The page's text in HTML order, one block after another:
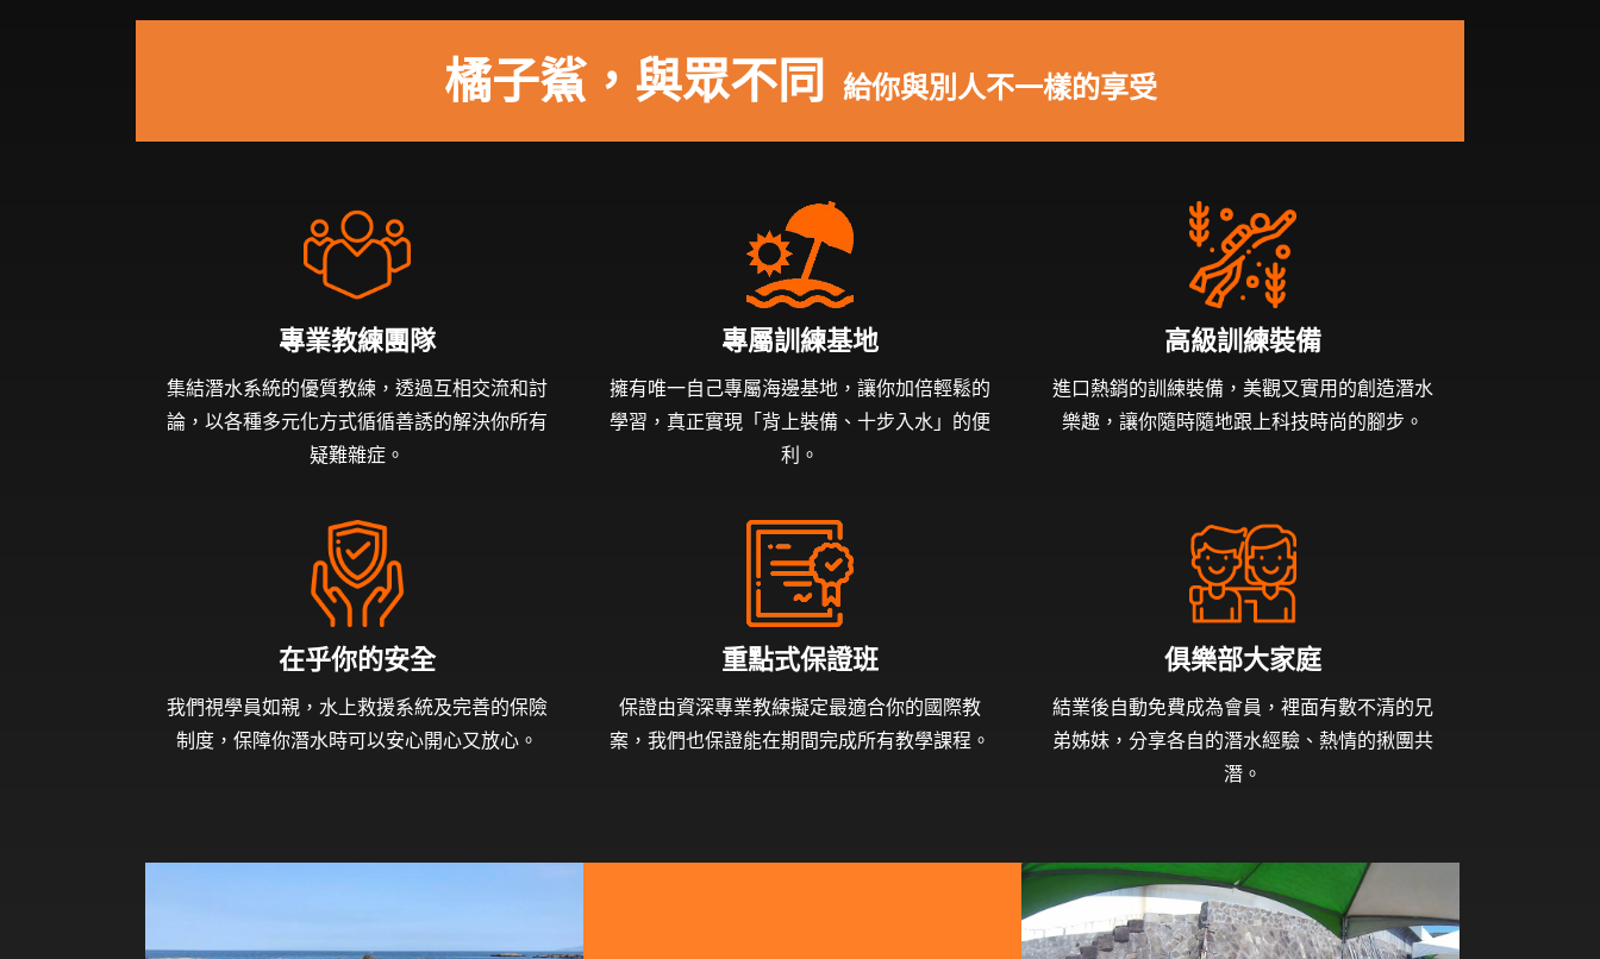
橘子鯊，與眾不同 給你與別人不一樣的享受
專業教練團隊
集結潛水系統的優質教練，透過互相交流和討
論，以各種多元化方式循循善誘的解決你所有
疑難雜症。
專屬訓練基地
擁有唯一自己專屬海邊基地，讓你加倍輕鬆的
學習，真正實現「背上裝備、十步入水」的便
利。
高級訓練裝備
進口熱銷的訓練裝備，美觀又實用的創造潛水
樂趣，讓你隨時隨地跟上科技時尚的腳步。
在乎你的安全
我們視學員如親，水上救援系統及完善的保險
制度，保障你潛水時可以安心開心又放心。
重點式保證班
保證由資深專業教練擬定最適合你的國際教
案，我們也保證能在期間完成所有教學課程。
俱樂部大家庭
結業後自動免費成為會員，裡面有數不清的兄
弟姊妹，分享各自的潛水經驗、熱情的揪團共
潛。